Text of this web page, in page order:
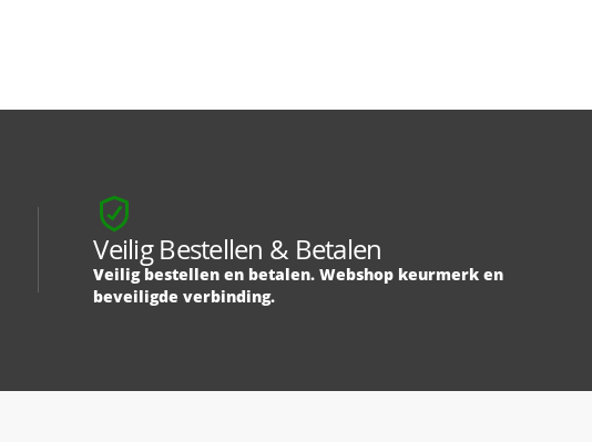
Veilig Bestellen & Betalen
Veilig bestellen en betalen. Webshop keurmerk en
beveiligde verbinding.